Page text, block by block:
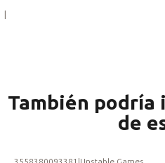
|
También podría
de